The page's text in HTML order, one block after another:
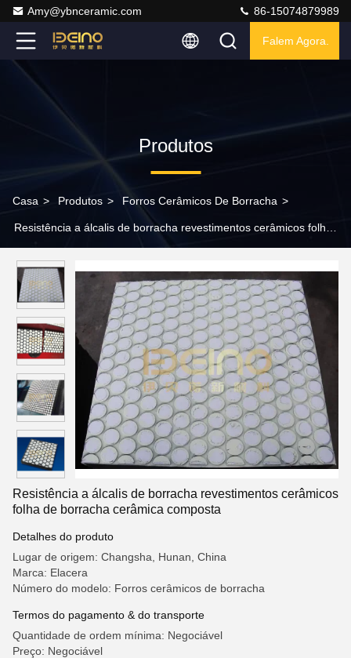
Amy@ybnceramic.com 86-15074879989
Falem Agora.
Produtos
Casa > Produtos > Forros Cerâmicos De Borracha >
Resistência a álcalis de borracha revestimentos cerâmicos folha
Resistência a álcalis de borracha revestimentos cerâmicos
folha de borracha cerâmica composta
Detalhes do produto
Lugar de origem: Changsha, Hunan, China
Marca: Elacera
Número do modelo: Forros cerâmicos de borracha
Termos do pagamento & do transporte
Quantidade de ordem mínima: Negociável
Preço: Negociável